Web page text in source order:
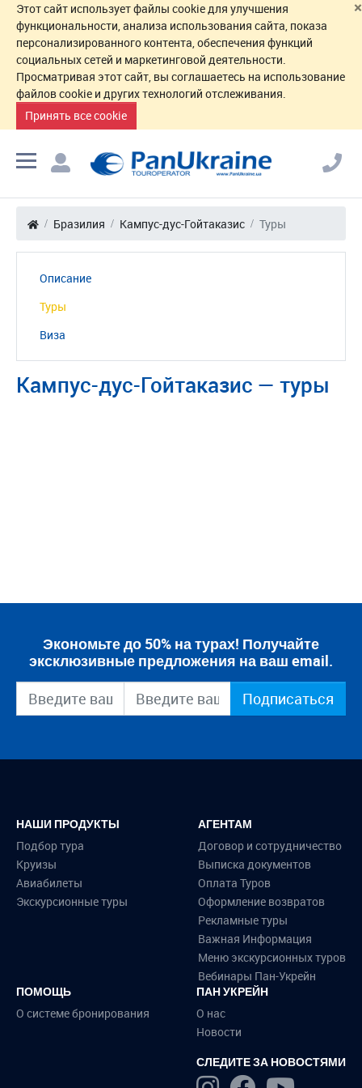
×
Этот сайт использует файлы cookie для улучшения
функциональности, анализа использования сайта, показа
персонализированного контента, обеспечения функций
социальных сетей и маркетинговой деятельности.
Просматривая этот сайт, вы соглашаетесь на использование
файлов cookie и других технологий отслеживания.
Принять все cookie
Бразилия Кампус-дус-Гойтаказис Туры
Описание
Туры
Виза
Кампус-дус-Гойтаказис — туры
Экономьте до 50% на турах! Получайте
эксклюзивные предложения на ваш email.
Подписаться
НАШИ ПРОДУКТЫ
Подбор тура
Круизы
Авиабилеты
Экскурсионные туры
АГЕНТАМ
Договор и сотрудничество
Выписка документов
Оплата Туров
Оформление возвратов
Рекламные туры
Важная Информация
Меню экскурсионных туров
Вебинары Пан-Укрейн
ПОМОЩЬ
О системе бронирования
ПАН УКРЕЙН
О нас
Новости
СЛЕДИТЕ ЗА НОВОСТЯМИ